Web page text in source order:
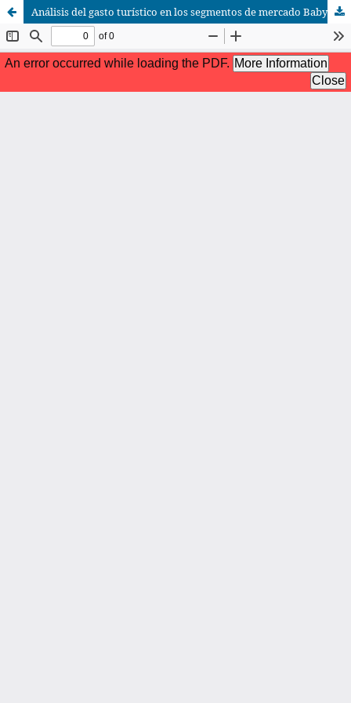
Análisis del gasto turístico en los segmentos de mercado Baby Boomers, Generación X y Millennials; que visitan la ciudad de Cuenca, Ecuador.